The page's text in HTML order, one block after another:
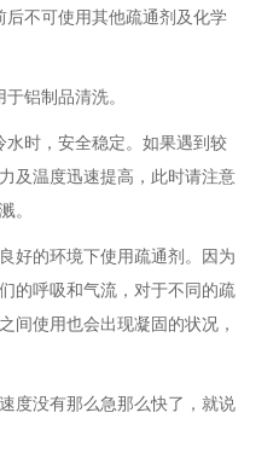
不可使用其他疏通剂及化学
铝制品清洗。
时，安全稳定。如果遇到较
及温度迅速提高，此时请注意
。
的环境下使用疏通剂。因为
的呼吸和气流，对于不同的疏
间使用也会出现凝固的状况，
度没有那么急那么快了，就说